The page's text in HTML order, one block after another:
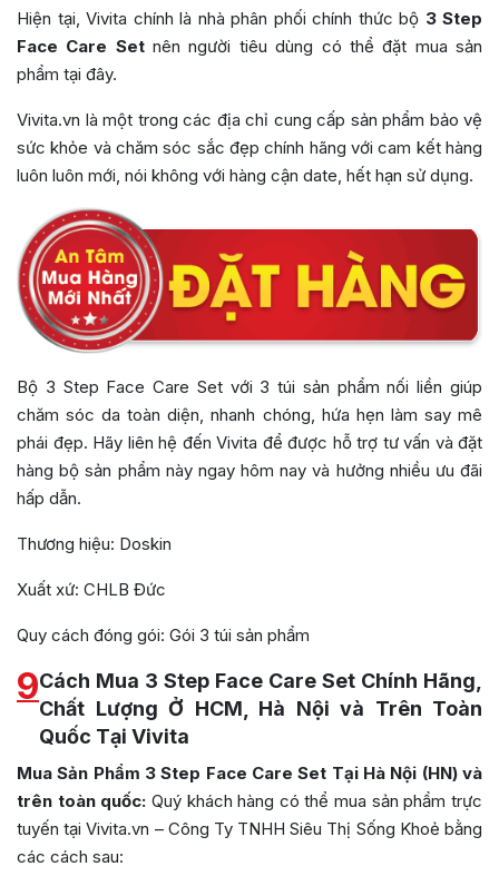
Hiện tại, Vivita chính là nhà phân phối chính thức bộ 3 Step
Face Care Setnên người tiêu dùng có thể đặt mua sản
phẩm tại đây.
Vivita.vn là một trong các địa chỉ cung cấp sản phẩm bảo vệ
sức khỏe và chăm sóc sắc đẹp chính hãng với cam kết hàng
luôn luôn mới, nói không với hàng cận date, hết hạn sử dụng.
Bộ 3 Step Face Care Set với 3 túi sản phẩm nối liền giúp
chăm sóc da toàn diện, nhanh chóng, hứa hẹn làm say mê
phái đẹp. Hãy liên hệ đến Vivita để được hỗ trợ tư vấn và đặt
hàng bộ sản phẩm này ngay hôm nay và hưởng nhiều ưu đãi
hấp dẫn.
Thương hiệu: Doskin
Xuất xứ: CHLB Đức
Quy cách đóng gói: Gói 3 túi sản phẩm
9Cách Mua 3 Step Face Care Set Chính Hãng,
Chất Lượng Ở HCM, Hà Nội và Trên Toàn
Quốc Tại Vivita
Mua Sản Phẩm 3 Step Face Care Set Tại Hà Nội (HN) và
trên toàn quốc: Quý khách hàng có thể mua sản phẩm trực
tuyến tại Vivita.vn – Công Ty TNHH Siêu Thị Sống Khoẻ bằng
các cách sau: